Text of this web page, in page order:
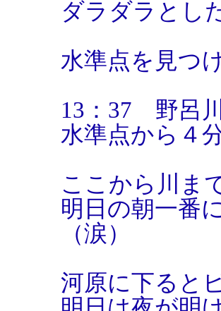
ダラダラとし
水準点を見つ
13：37 野呂
水準点から４
ここから川ま
明日の朝一番
（涙）
河原に下ると